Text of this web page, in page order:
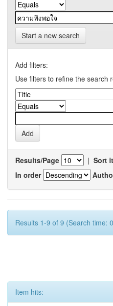
Start a new search
Add filters:
Use filters to refine the search
Results/Page | Sort
In order
Results 1-9 of 9 (Search time:
Item hits: